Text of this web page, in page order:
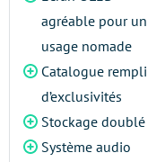
agréable pour un
usage nomade
Catalogue rempli
d’exclusivités
Stockage doublé
Système audio